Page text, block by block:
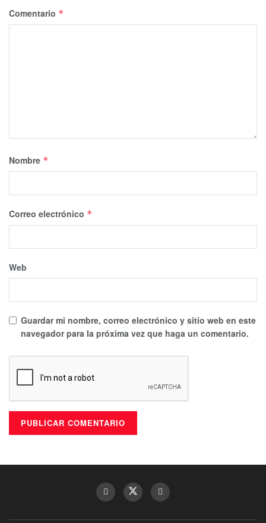
Comentario *
Nombre *
Correo electrónico *
Web
Guardar mi nombre, correo electrónico y sitio web en este
navegador para la próxima vez que haga un comentario.